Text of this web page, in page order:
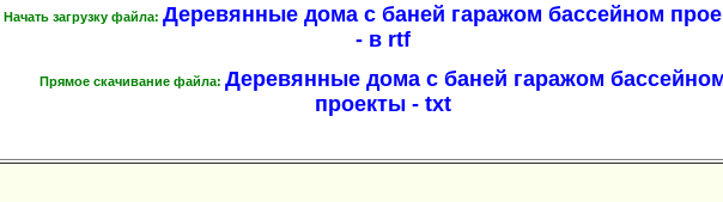
Начать загрузку файла: Деревянные дома с баней гаражом бассейном
- в rtf
Прямое скачивание файла: Деревянные дома с баней гаражом
проекты - txt